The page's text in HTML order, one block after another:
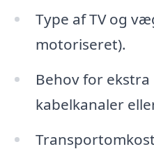
Type af TV og
motoriseret).
Behov for ekstra
kabelkanaler